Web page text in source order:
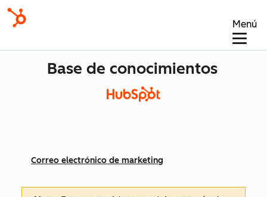
Menú
Base de conocimientos
Correo electrónico de marketing